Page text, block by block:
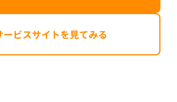
ービスサイトを見てみる